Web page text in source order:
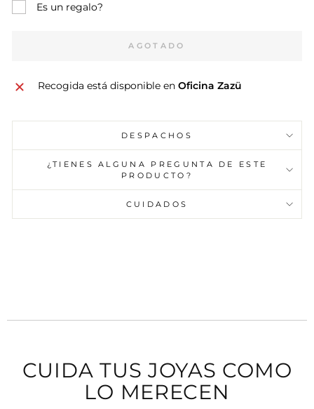
Es un regalo?
AGOTADO
Recogida está disponible en Oficina Zazü
DESPACHOS
¿TIENES ALGUNA PREGUNTA DE ESTE
PRODUCTO?
CUIDADOS
CUIDA TUS JOYAS COMO
LO MERECEN